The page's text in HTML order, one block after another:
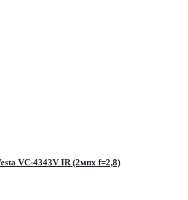
цвет. уличная Vesta VC-4343V IR (2мпх f=2,8)